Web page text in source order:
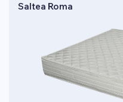
Saltea Roma